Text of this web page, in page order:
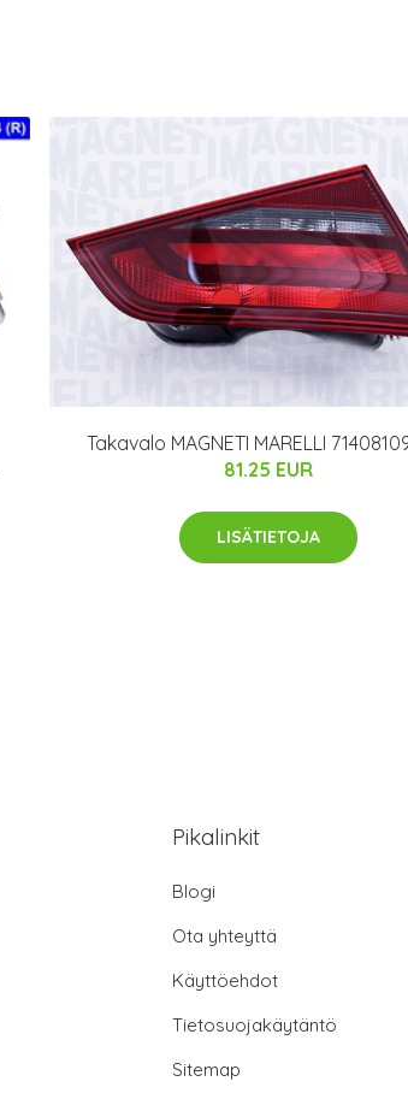
Takavalo MAGNETI MARELLI
81.25 EUR
LISÄTIETOJA
Pikalinkit
Blogi
Ota yhteyttä
Käyttöehdot
Tietosuojakäytäntö
Sitemap